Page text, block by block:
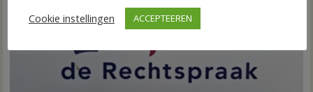
Cookie instellingen
ACCEPTEEREN